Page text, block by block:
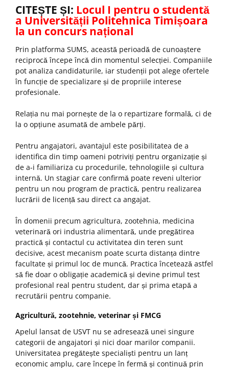
CITEȘTE ȘI: Locul I pentru o studentă
a Universității Politehnica Timișoara
la un concurs național
Prin platforma SUMS, această perioadă de cunoaștere
reciprocă începe încă din momentul selecției. Companiile
pot analiza candidaturile, iar studenții pot alege ofertele
în funcție de specializare și de propriile interese
profesionale.
Relația nu mai pornește de la o repartizare formală, ci de
la o opțiune asumată de ambele părți.
Pentru angajatori, avantajul este posibilitatea de a
identifica din timp oameni potriviți pentru organizație și
de a-i familiariza cu procedurile, tehnologiile și cultura
internă. Un stagiar care confirmă poate reveni ulterior
pentru un nou program de practică, pentru realizarea
lucrării de licență sau direct ca angajat.
În domenii precum agricultura, zootehnia, medicina
veterinară ori industria alimentară, unde pregătirea
practică și contactul cu activitatea din teren sunt
decisive, acest mecanism poate scurta distanța dintre
facultate și primul loc de muncă. Practica încetează astfel
să fie doar o obligație academică și devine primul test
profesional real pentru student, dar și prima etapă a
recrutării pentru companie.
Agricultură, zootehnie, veterinar și FMCG
Apelul lansat de USVT nu se adresează unei singure
categorii de angajatori și nici doar marilor companii.
Universitatea pregătește specialiști pentru un lanț
economic amplu, care începe în fermă și continuă prin